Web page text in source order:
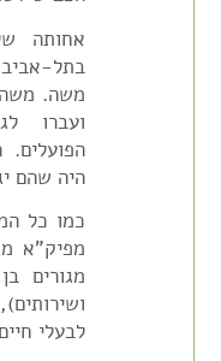
אחותה
בתל-
ועברו
היה שהם
כמו כל
מפיק"א
מגורים
לבעלי